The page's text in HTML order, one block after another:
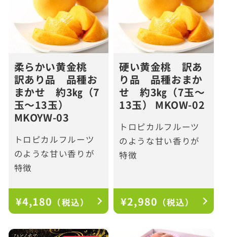
柔らかい黄金桃
訳あり品 品種お
まかせ 約3㎏（7
玉～13玉）
MKOYW-03
トロピカルフルーツ
のような甘い香りが
特徴
通
常
価
¥4,180 （税込）
硬い黄金桃 訳あ
り品 品種おまか
せ 約3㎏（7玉～
13玉） MKOW-02
トロピカルフルーツ
のような甘い香りが
特徴
通
常
¥2,980 （税込）